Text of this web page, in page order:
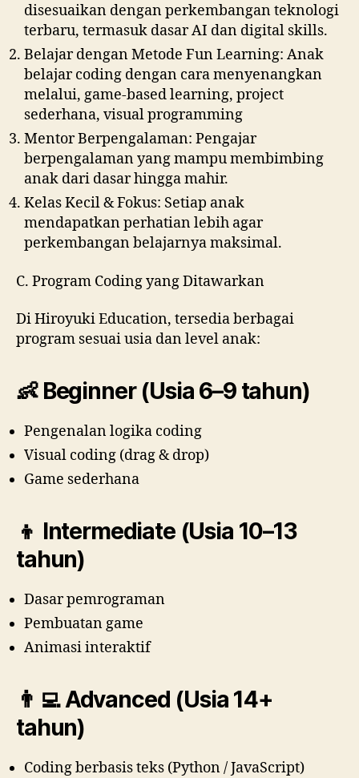
disesuaikan dengan perkembangan teknologi
terbaru, termasuk dasar AI dan digital skills.
Belajar dengan Metode Fun Learning: Anak
belajar coding dengan cara menyenangkan
melalui, game-based learning, project
sederhana, visual programming
Mentor Berpengalaman: Pengajar
berpengalaman yang mampu membimbing
anak dari dasar hingga mahir.
Kelas Kecil & Fokus: Setiap anak
mendapatkan perhatian lebih agar
perkembangan belajarnya maksimal.
C. Program Coding yang Ditawarkan
Di Hiroyuki Education, tersedia berbagai
program sesuai usia dan level anak:
👶 Beginner (Usia 6–9 tahun)
Pengenalan logika coding
Visual coding (drag & drop)
Game sederhana
👦 Intermediate (Usia 10–13
tahun)
Dasar pemrograman
Pembuatan game
Animasi interaktif
👨‍💻Advanced (Usia 14+
tahun)
Coding berbasis teks (Python / JavaScript)